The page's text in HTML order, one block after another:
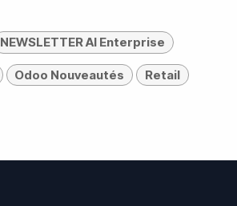
NEWSLETTER AI Enterprise
Odoo Nouveautés Retail